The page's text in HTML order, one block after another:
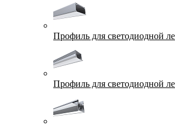
Профиль для светодиодной
Профиль для светодиодной